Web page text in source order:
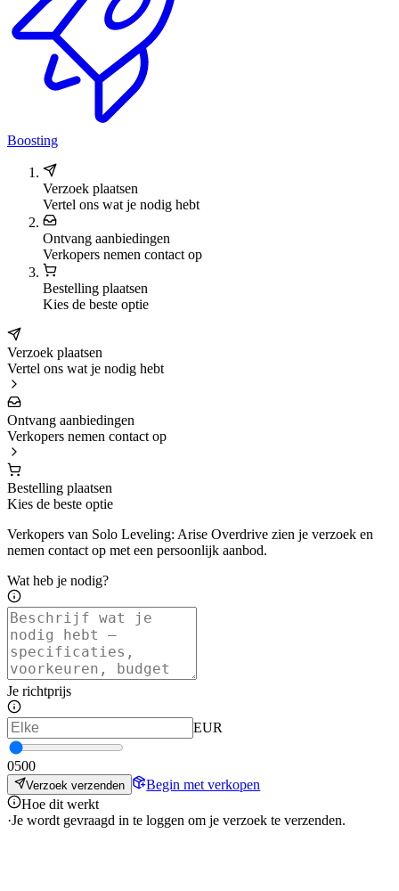
Boosting
Verzoek plaatsen
Vertel ons wat je nodig hebt
Ontvang aanbiedingen
Verkopers nemen contact op
Bestelling plaatsen
Kies de beste optie
Verzoek plaatsen
Vertel ons wat je nodig hebt
Ontvang aanbiedingen
Verkopers nemen contact op
Bestelling plaatsen
Kies de beste optie
Verkopers van Solo Leveling: Arise Overdrive zien je verzoek en
nemen contact op met een persoonlijk aanbod.
Wat heb je nodig?
Je richtprijs
EUR
0500
Verzoek verzenden
Begin met verkopen
Hoe dit werkt
·Je wordt gevraagd in te loggen om je verzoek te verzenden.